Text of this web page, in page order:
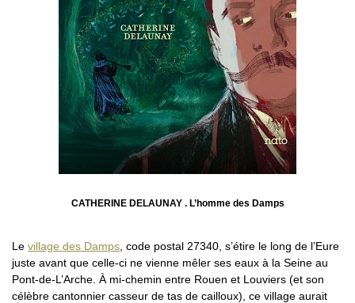
CATHERINE DELAUNAY . L’homme des Damps
Le village des Damps , code postal 27340, s’étire le long de l’Eure
juste avant que celle-ci ne vienne mêler ses eaux à la Seine au
Pont-de-L’Arche. À mi-chemin entre Rouen et Louviers (et son
célèbre cantonnier casseur de tas de cailloux), ce village aurait